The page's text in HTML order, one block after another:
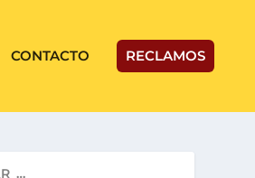
CONTACTO RECLAMOS